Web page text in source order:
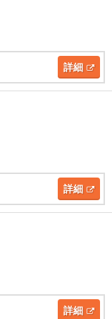
詳細
詳細
詳細